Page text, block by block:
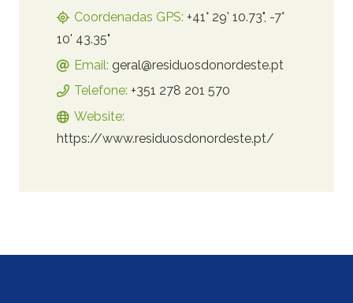
Coordenadas GPS: +41° 29' 10.73", -7°
10' 43.35"
Email: geral@residuosdonordeste.pt
Telefone: +351 278 201 570
Website:
https://www.residuosdonordeste.pt/